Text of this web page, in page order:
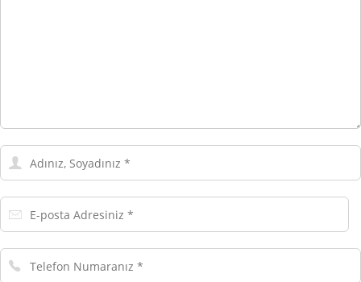
Adınız,
Soyadınız
E-
posta
Telefon
Numaranız